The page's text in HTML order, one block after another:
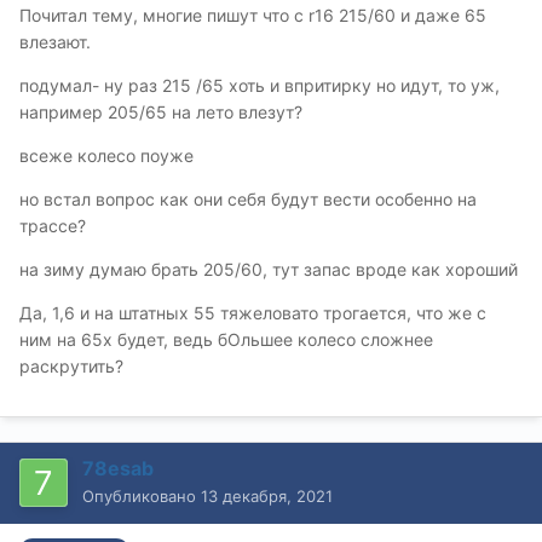
Диск 16 дюймов: 16*2.54/2 = 20.32см или 203.2 мм
(по радиусу)
Диск 17 дюймов: 17*2.54/2 = 21.59см или 215.9 мм
(по радиусу)
Шина 205/55/16: 205*0.55 = 112.75 мм (высота
Шина 205/60/16: 205*0.6 = 123мм (высота прфиля)
Шина 235/55/17: 235*0.55 = 129.25 мм (Высота
Шина 235/45/17: 235*0.45 = 105.75мм (высота
прфиля)
Общий радиус
Почитал тему, многие пишут что с r16 215/60 и даже 65
влезают.
подумал- ну раз 215 /65 хоть и впритирку но идут, то уж,
например 205/65 на лето влезут?
всеже колесо поуже
но встал вопрос как они себя будут вести особенно на
трассе?
на зиму думаю брать 205/60, тут запас вроде как хороший
Да, 1,6 и на штатных 55 тяжеловато трогается, что же с
ним на 65х будет, ведь бОльшее колесо сложнее
раскрутить?
78esab
Опубликовано 13 декабря, 2021